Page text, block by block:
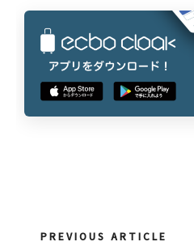
PREVIOUS ARTICLE